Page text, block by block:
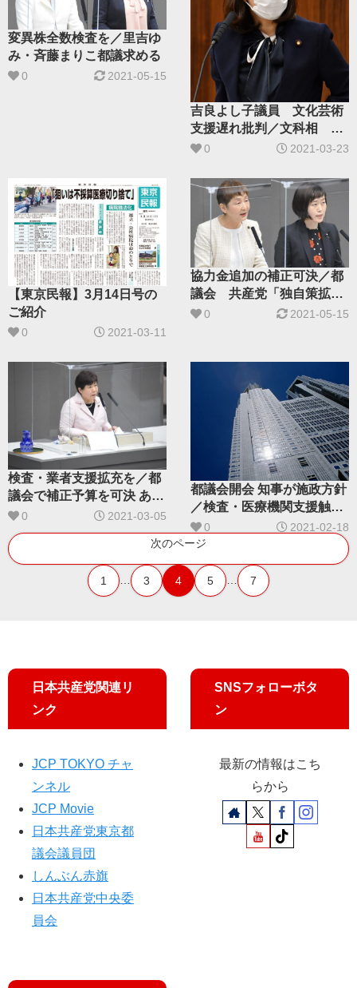
変異株全数検査を／里吉ゆ
み・斉藤まりこ都議求める
0 2021-05-15
吉良よし子議員 文化芸術
支援遅れ批判／文科相 遡
及救済に言及
0 2021-03-23
【東京民報】3月14日号の
ご紹介
0 2021-03-11
協力金追加の補正可決／都
議会 共産党「独自策拡充
を」
0 2021-05-15
検査・業者支援拡充を／都
議会で補正予算を可決 あぜ
上三和子氏が討論
0 2021-03-05
都議会開会 知事が施政方針
／検査・医療機関支援触れ
ず0
2021-02-18
次のページ
1 3 4 5 7
日本共産党関連リ
ンク
JCP TOKYO チャ
ンネル
JCP Movie
日本共産党東京都
議会議員団
しんぶん赤旗
日本共産党中央委
員会
SNSフォローボタ
ン
最新の情報はこち
らから